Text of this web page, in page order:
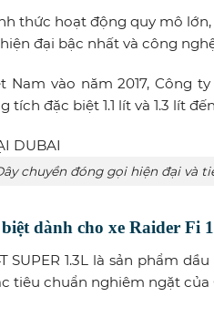
thức hoạt động quy mô
đại bậc nhất và công
Nam vào năm 2017, Công
tích đặc biệt 1.1 lít và 1.3 lít
chuyền đóng gọi hiện đại và
dành cho xe Raider Fi
SUPER 1.3L là sản phẩm
tiêu chuẩn nghiêm ngặt